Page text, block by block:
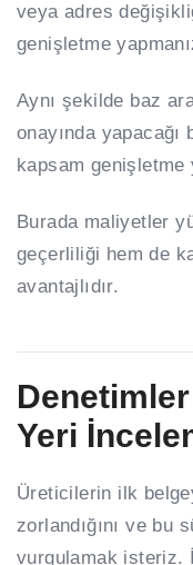
veya adres
genişletme
Aynı şekilde baz
onayında
kapsam genişletme
Burada maliyetler
geçerliliği hem de
avantajlıdır.
Yeri
Üreticilerin ilk
zorlandığını ve bu
vurgulamak isteriz.